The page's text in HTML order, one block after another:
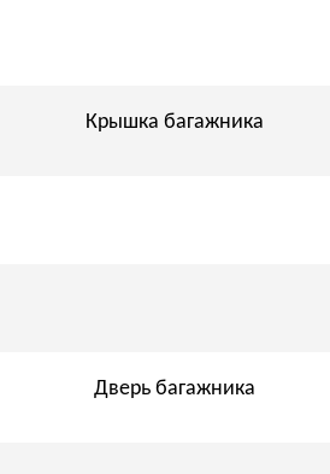
Крышка багажника
Дверь багажника